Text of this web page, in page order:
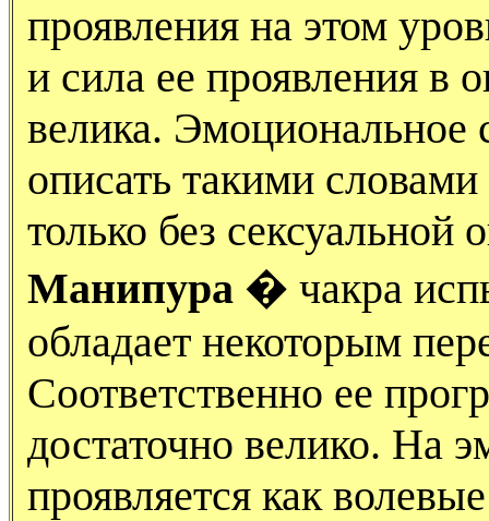
проявления на этом
и сила ее проявления
велика. Эмоциональное
описать такими
только без сексуальной
Манипура � чакра
обладает некоторым
Соответственно ее
достаточно велико. На
проявляется как